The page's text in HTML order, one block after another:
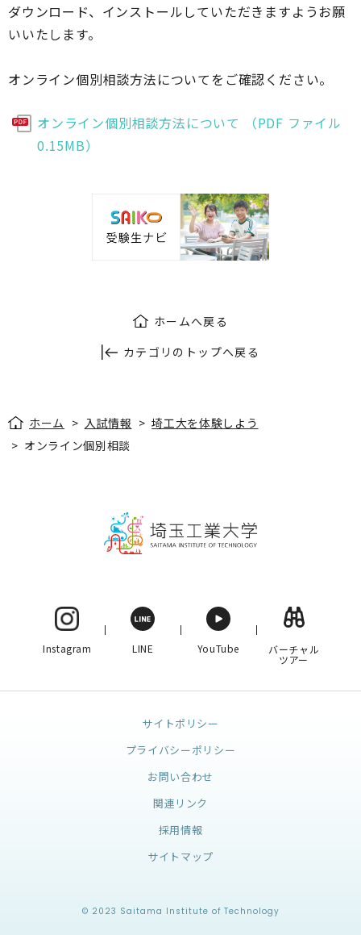
ダウンロード、インストールしていただきますようお願
いいたします。
オンライン個別相談方法についてをご確認ください。
オンライン個別相談方法について （PDF ファイル
0.15MB）
カテゴリのトップへ戻る
ホームへ戻る
ホーム > 入試情報 >埼工大を体験しよう
> オンライン個別相談
Instagram LINE YouTube バーチャル
ツアー
サイトポリシー
プライバシーポリシー
お問い合わせ
関連リンク
採用情報
サイトマップ
© 2023 Saitama Institute of Technology